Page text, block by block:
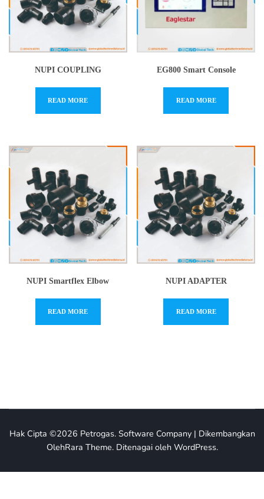
NUPI COUPLING
READ MORE
EG800 Smart Console
READ MORE
NUPI Smartflex Elbow
READ MORE
NUPI ADAPTER
READ MORE
Hak Cipta ©2026 Petrogas. Software Company | Dikembangkan
OlehRara Theme.Ditenagai oleh WordPress.